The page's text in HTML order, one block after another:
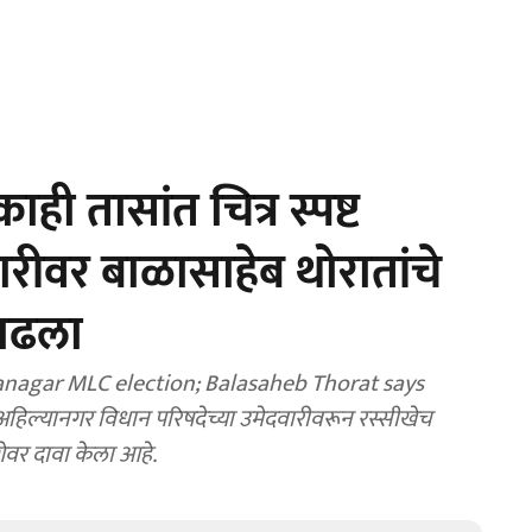
तासांत चित्र स्पष्ट
बाळासाहेब थोरातांचे
MLC election; Balasaheb Thorat says
विधान परिषदेच्या उमेदवारीवरून रस्सीखेच
दावा केला आहे.